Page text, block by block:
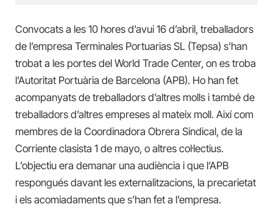
Convocats a les 10 hores d’avui 16 d’abril, treballadors
de l’empresa Terminales Portuarias SL (Tepsa) s’han
trobat a les portes del World Trade Center, on es troba
l’Autoritat Portuària de Barcelona (APB). Ho han fet
acompanyats de treballadors d’altres molls i també de
treballadors d’altres empreses al mateix moll. Així com
membres de la Coordinadora Obrera Sindical, de la
Corriente clasista 1 de mayo, o altres col·lectius.
L’objectiu era demanar una audiència i que l’APB
respongués davant les externalitzacions, la precarietat
i els acomiadaments que s’han fet a l’empresa.